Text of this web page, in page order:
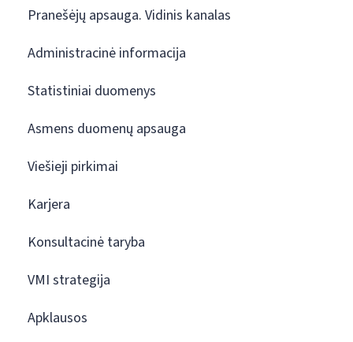
Pranešėjų apsauga. Vidinis kanalas
Administracinė informacija
Statistiniai duomenys
Asmens duomenų apsauga
Viešieji pirkimai
Karjera
Konsultacinė taryba
VMI strategija
Apklausos